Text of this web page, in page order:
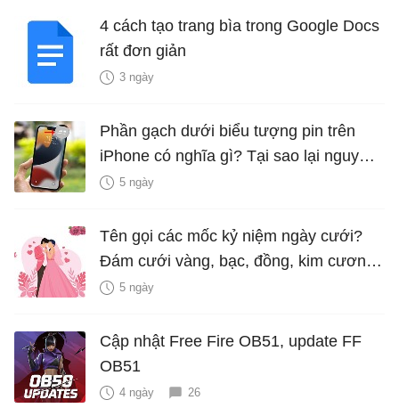
4 cách tạo trang bìa trong Google Docs
rất đơn giản
3 ngày
Phần gạch dưới biểu tượng pin trên
iPhone có nghĩa gì? Tại sao lại nguy
hiểm?
5 ngày
Tên gọi các mốc kỷ niệm ngày cưới?
Đám cưới vàng, bạc, đồng, kim cương
là bao nhiêu năm?
5 ngày
Cập nhật Free Fire OB51, update FF
OB51
4 ngày 26